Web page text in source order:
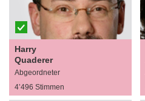
Harry
Quaderer
Abgeordneter
4’496 Stimmen